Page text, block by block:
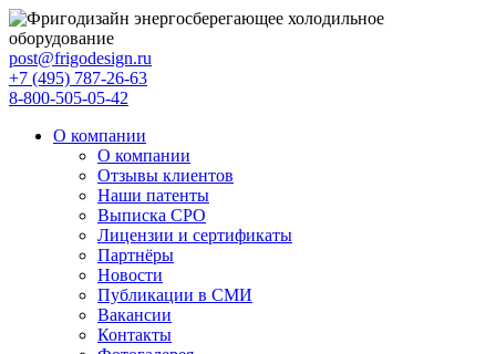
post@frigodesign.ru
+7 (495) 787-26-63
8-800-505-05-42
О компании
О компании
Отзывы клиентов
Наши патенты
Выписка СРО
Лицензии и сертификаты
Партнёры
Новости
Публикации в СМИ
Вакансии
Контакты